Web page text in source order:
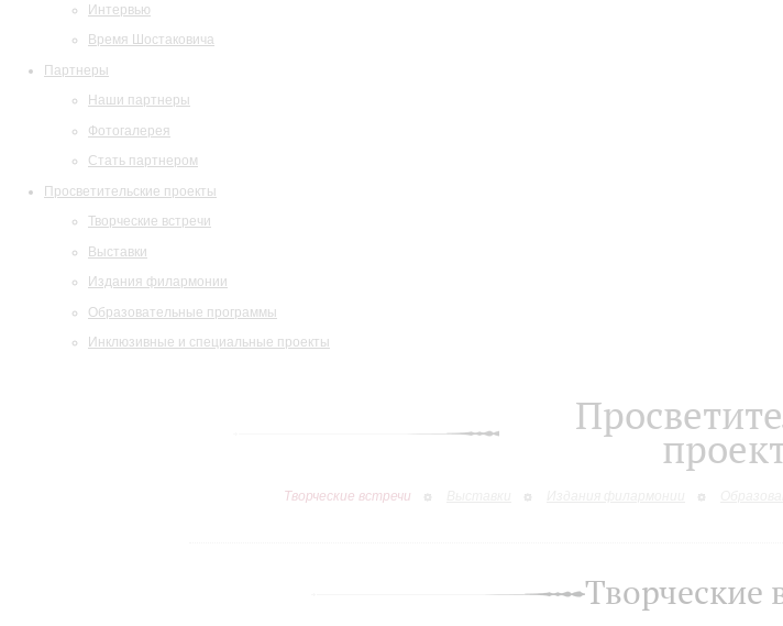
Интервью
Время Шостаковича
Партнеры
Наши партнеры
Фотогалерея
Стать партнером
Просветительские проекты
Творческие встречи
Выставки
Издания филармонии
Образовательные программы
Инклюзивные и специальные проекты
Творческие встречи
Творческие